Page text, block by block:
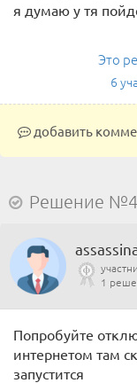
я думаю у тя
Это
6
добавить
Решение №4
1
Попробуйте
интернетом там
запустится